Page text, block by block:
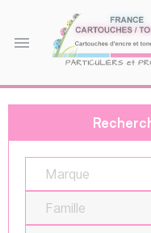
menu
Marque
Famille